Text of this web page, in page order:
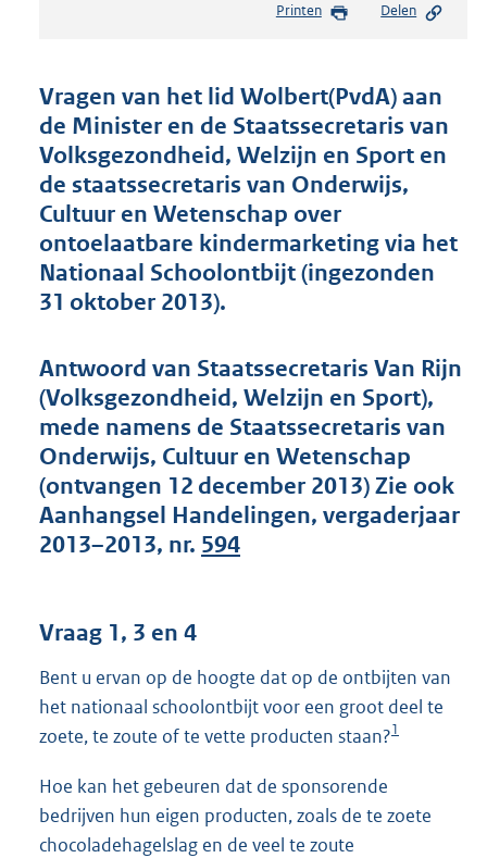
s
d
s
g
r
o
t
t
2
b
Printen Delen
Vragen van het lid Wolbert(PvdA) aan
de Minister en de Staatssecretaris van
Volksgezondheid, Welzijn en Sport en
de staatssecretaris van Onderwijs,
Cultuur en Wetenschap over
ontoelaatbare kindermarketing via het
Nationaal Schoolontbijt (ingezonden
31 oktober 2013).
Antwoord van Staatssecretaris Van Rijn
(Volksgezondheid, Welzijn en Sport),
mede namens de Staatssecretaris van
Onderwijs, Cultuur en Wetenschap
(ontvangen 12 december 2013) Zie ook
Aanhangsel Handelingen, vergaderjaar
2013–2013, nr. 594
Vraag 1, 3 en 4
Bent u ervan op de hoogte dat op de ontbijten van
het nationaal schoolontbijt voor een groot deel te
zoete, te zoute of te vette producten staan?1
Hoe kan het gebeuren dat de sponsorende
bedrijven hun eigen producten, zoals de te zoete
chocoladehagelslag en de veel te zoute